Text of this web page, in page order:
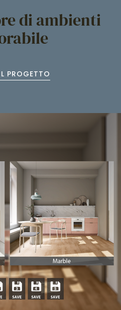
di ambienti
PROGETTO